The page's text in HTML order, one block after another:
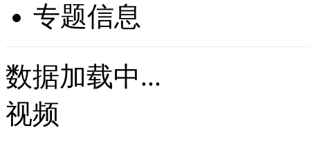
专题信息
数据加载中...
视频